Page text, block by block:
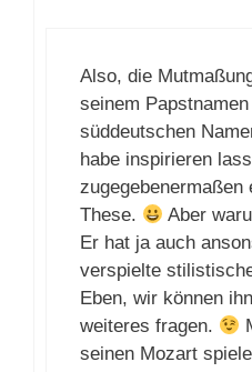
Also, die
seinem
süddeutschen
habe inspirieren
zugegebenermaßen
These.
Aber
Er hat ja auch
verspielte
Eben, wir können
weiteres fragen.
seinen Mozart